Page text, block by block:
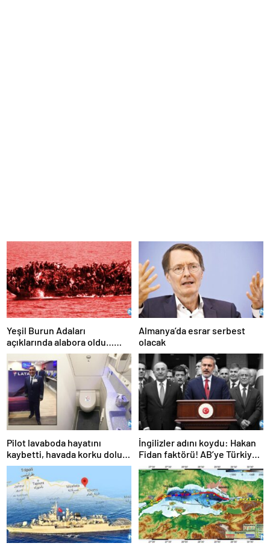
Yeşil Burun Adaları
açıklarında alabora oldu…
Göçmen teknesi faciası: 63
ölü
Almanya’da esrar serbest
olacak
Pilot lavaboda hayatını
kaybetti, havada korku dolu
anlar!
İngilizler adını koydu: Hakan
Fidan faktörü! AB’ye Türkiye
çağrısı: Hala geç değil